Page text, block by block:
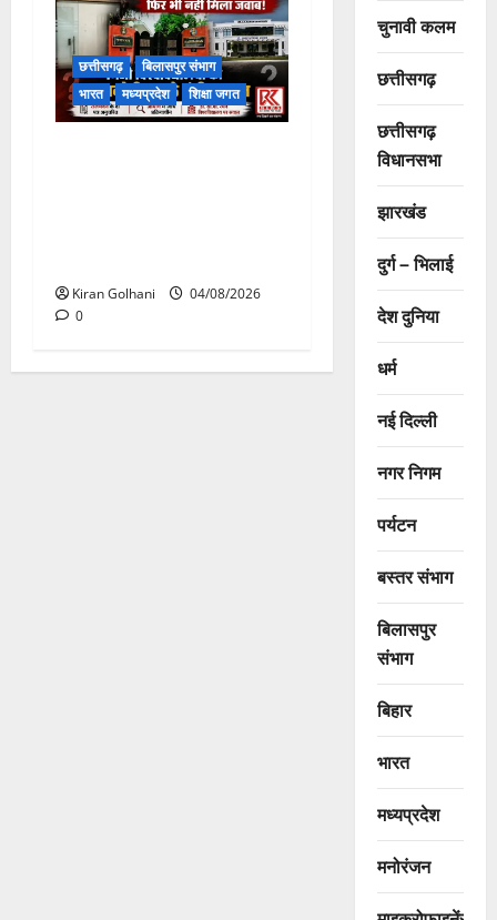
छत्तीसगढ़
बिलासपुर संभाग
भारत
मध्यप्रदेश शिक्षा जगत
Kiran Golhani
04/08/2026
0
चुनावी कलम
छत्तीसगढ़
छत्तीसगढ़
विधानसभा
झारखंड
दुर्ग – भिलाई
देश दुनिया
धर्म
नई दिल्ली
नगर निगम
पर्यटन
बस्तर संभाग
बिलासपुर
संभाग
बिहार
भारत
मध्यप्रदेश
मनोरंजन